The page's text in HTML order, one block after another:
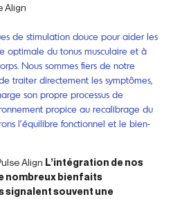
Align
de stimulation douce pour aider les
optimale du tonus musculaire et à
Nous sommes fiers de notre
traiter directement les symptômes,
son propre processus de
propice au recalibrage du
l’équilibre fonctionnel et le bien-
Align L’intégration de nos
nombreux bienfaits
signalent souvent une